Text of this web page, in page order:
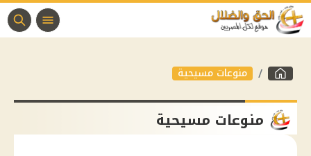
منوعات مسيحية
منوعات مسيحية